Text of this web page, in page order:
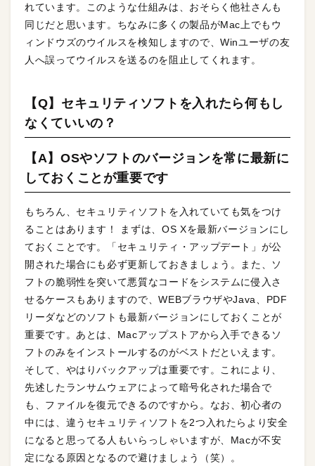
れています。このような仕組みは、おそらく他社さんも
同じだと思います。ちなみに多くの製品がMac上でもウ
ィンドウズのウイルスを検知しますので、Winユーザの友
人へ誤ってウイルスを送るのを阻止してくれます。
【Q】セキュリティソフトを入れたら何もし
なくていいの？
【A】OSやソフトのバージョンを常に最新に
しておくことが重要です
もちろん、セキュリティソフトを入れていても気をつけ
ることはあります！ まずは、OS Xを最新バージョンにし
ておくことです。「セキュリティ・アップデート」が公
開された場合にも必ず更新しておきましょう。また、ソ
フトの脆弱性を突いて悪質なコードをシステムに侵入さ
せるケースもありますので、WEBブラウザやJava、PDF
リーダなどのソフトも最新バージョンにしておくことが
重要です。あとは、Macアップストアから入手できるソ
フトのみをインストールするのがベストだといえます。
そして、やはりバックアップは重要です。これにより、
先述したランサムウェアによって暗号化された場合で
も、ファイルを復元できるのですから。なお、初心者の
中には、違うセキュリティソフトを2つ入れたらより安全
になると思ってる人もいらっしゃいますが、Macが不安
定になる原因となるので避けましょう（笑）。